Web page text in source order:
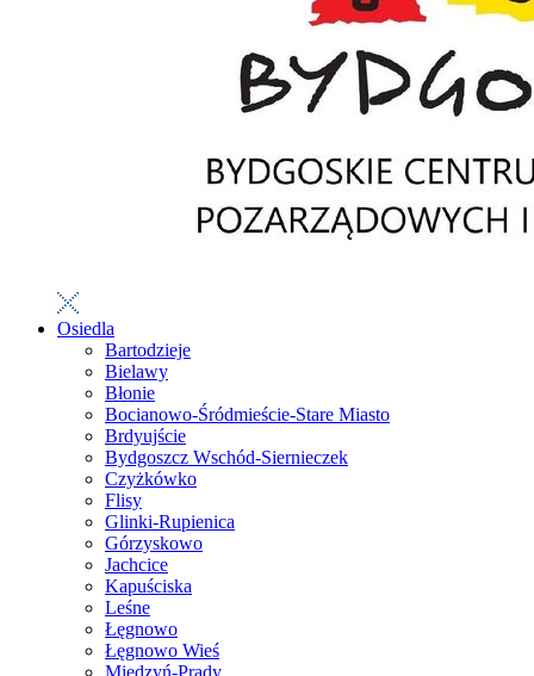
Osiedla
Bartodzieje
Bielawy
Błonie
Bocianowo-Śródmieście-Stare Miasto
Brdyujście
Bydgoszcz Wschód-Siernieczek
Czyżkówko
Flisy
Glinki-Rupienica
Górzyskowo
Jachcice
Kapuściska
Leśne
Łęgnowo
Łęgnowo Wieś
Miedzyń-Prądy